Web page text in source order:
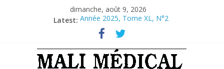
dimanche, août 9, 2026
Latest: Année 2025, Tome XL, N°2
Année 2026, Tome XLI, N°2
Année 2026, Tome XLI, N°1
Année 2025, Tome XL, N°4
Année 2025, Tome XL, N°3